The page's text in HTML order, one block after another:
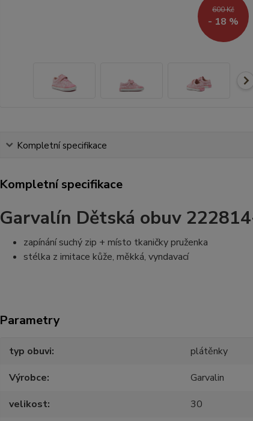
600 Kč
- 18 %
Kompletní specifikace
Kompletní specifikace
Garvalín Dětská obuv
zapínání suchý zip + místo tkaničky pruženka
stélka z imitace kůže, měkká, vyndavací
Parametry
typ obuvi
plátěnky
Výrobce
Garvalin
velikost
30